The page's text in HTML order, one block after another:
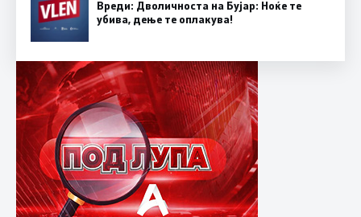
Вреди: Дволичноста на Бујар: Ноќе те
убива, дење те оплакува!